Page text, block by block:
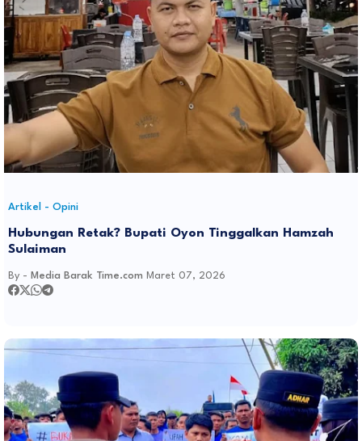
Artikel - Opini
Hubungan Retak? Bupati Oyon Tinggalkan Hamzah
Sulaiman
By - Media Barak Time.com Maret 07, 2026